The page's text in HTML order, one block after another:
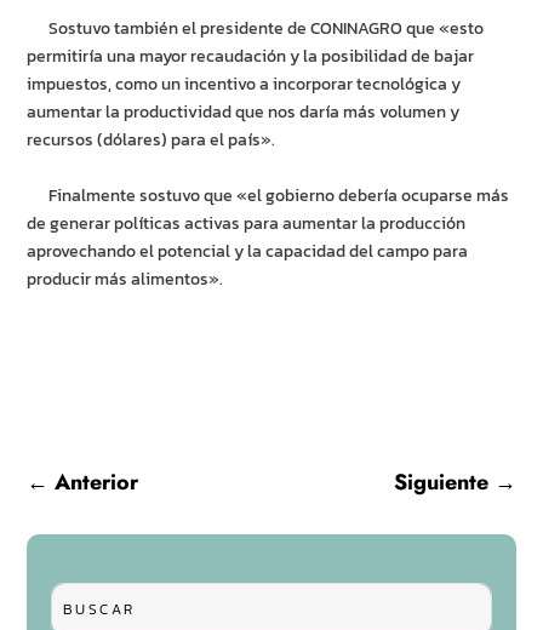
Sostuvo también el presidente de CONINAGRO que «esto
permitiría una mayor recaudación y la posibilidad de bajar
impuestos, como un incentivo a incorporar tecnológica y
aumentar la productividad que nos daría más volumen y
recursos (dólares) para el país».
Finalmente sostuvo que «el gobierno debería ocuparse más
de generar políticas activas para aumentar la producción
aprovechando el potencial y la capacidad del campo para
producir más alimentos».
←Anterior Siguiente→